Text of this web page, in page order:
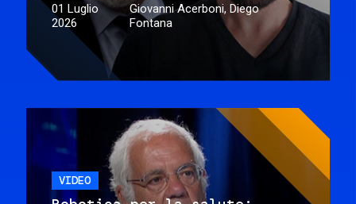
01 Luglio
2026
Giovanni Acerboni, Diego
Fontana
VIDEO